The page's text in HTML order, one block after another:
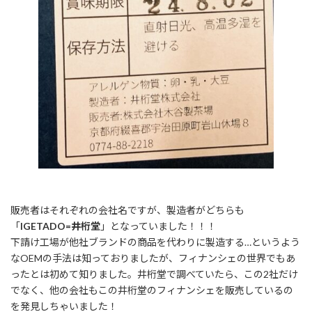
販売者はそれぞれの会社名ですが、製造者がどちらも
「IGETADO=井桁堂 」となっていました！！！
下請け工場が他社ブランドの商品を代わりに製造する…というよう
なOEMの手法は知っておりましたが、フィナンシェの世界でもあ
ったとは初めて知りました。井桁堂で調べていたら、この2社だけ
でなく、他の会社もこの井桁堂のフィナンシェを販売しているの
を発見しちゃいました！